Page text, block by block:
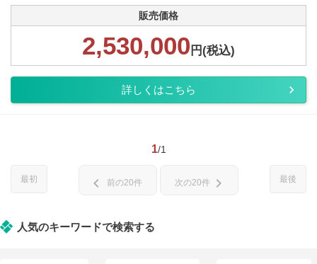
販売価格
2,530,000 円(税込)
詳しくはこちら
1/1
最初 最後
chevron_left 前の20件 次の20件 chevron_right
人気のキーワードで検索する